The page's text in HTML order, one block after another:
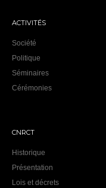
t
i
c
e
s
ACTIVITÉS
Société
Politique
Séminaires
Cérémonies
CNRCT
Historique
Présentation
Lois et décrets